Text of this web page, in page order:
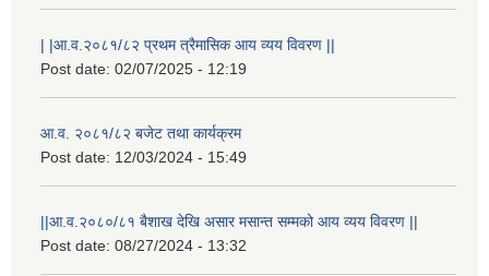
| |आ.व.२०८१/८२ प्रथम त्रैमासिक आय व्यय विवरण ||
Post date: 02/07/2025 - 12:19
आ.व. २०८१/८२ बजेट तथा कार्यक्रम
Post date: 12/03/2024 - 15:49
||आ.व.२०८०/८१ बैशाख देखि असार मसान्त सम्मको आय व्यय विवरण ||
Post date: 08/27/2024 - 13:32